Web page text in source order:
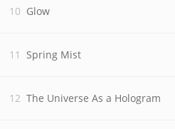
Glow
Spring Mist
The Universe As a Hologram